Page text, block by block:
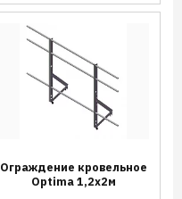
Ограждение кровельное
Optima 1,2х2м